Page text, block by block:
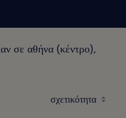
σε αθήνα (κέντρο),